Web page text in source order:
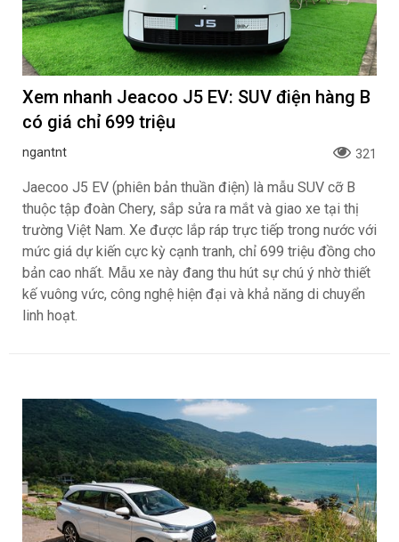
Xem nhanh Jeacoo J5 EV: SUV điện hàng B
có giá chỉ 699 triệu
ngantnt 321
Jaecoo J5 EV (phiên bản thuần điện) là mẫu SUV cỡ B
thuộc tập đoàn Chery, sắp sửa ra mắt và giao xe tại thị
trường Việt Nam. Xe được lắp ráp trực tiếp trong nước với
mức giá dự kiến cực kỳ cạnh tranh, chỉ 699 triệu đồng cho
bản cao nhất. Mẫu xe này đang thu hút sự chú ý nhờ thiết
kế vuông vức, công nghệ hiện đại và khả năng di chuyển
linh hoạt.